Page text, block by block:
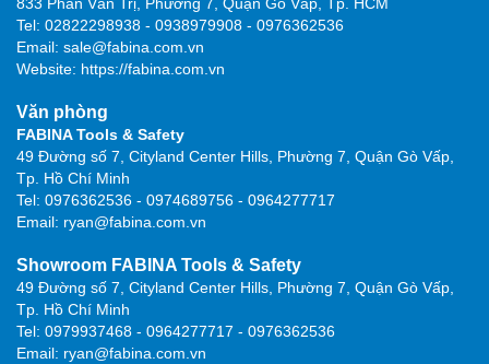
Tel: 02822298938 - 0938979908 - 0976362536
Email: sale@fabina.com.vn
Website: https://fabina.com.vn
Văn phòng
FABINA Tools & Safety
49 Đường số 7, Cityland Center Hills, Phường 7, Quận Gò Vấp,
Tp. Hồ Chí Minh
Tel: 0976362536 - 0974689756 - 0964277717
Email: ryan@fabina.com.vn
Showroom FABINA Tools & Safety
49 Đường số 7, Cityland Center Hills, Phường 7, Quận Gò Vấp,
Tp. Hồ Chí Minh
Tel: 0979937468 - 0964277717 - 0976362536
Email: ryan@fabina.com.vn